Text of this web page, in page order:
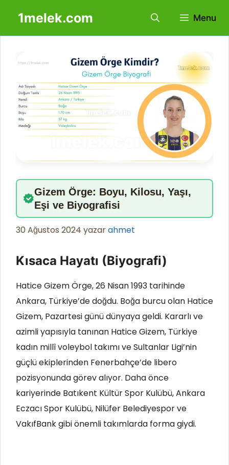
1melek.com Menu
Gizem Örge: Boyu, Kilosu, Yaşı,
Eşi ve Biyografisi
30 Ağustos 2024yazarahmet
Kısaca Hayatı (Biyografi)
Hatice Gizem Örge, 26 Nisan 1993 tarihinde
Ankara, Türkiye’de doğdu. Boğa burcu olan Hatice
Gizem, Pazartesi günü dünyaya geldi. Kararlı ve
azimli yapısıyla tanınan Hatice Gizem, Türkiye
kadın millî voleybol takımı ve Sultanlar Ligi’nin
güçlü ekiplerinden Fenerbahçe’de libero
pozisyonunda görev alıyor. Daha önce
kariyerinde Batıkent Kültür Spor Kulübü, Ankara
Eczacı Spor Kulübü, Nilüfer Belediyespor ve
VakıfBank gibi önemli takımlarda forma giydi.